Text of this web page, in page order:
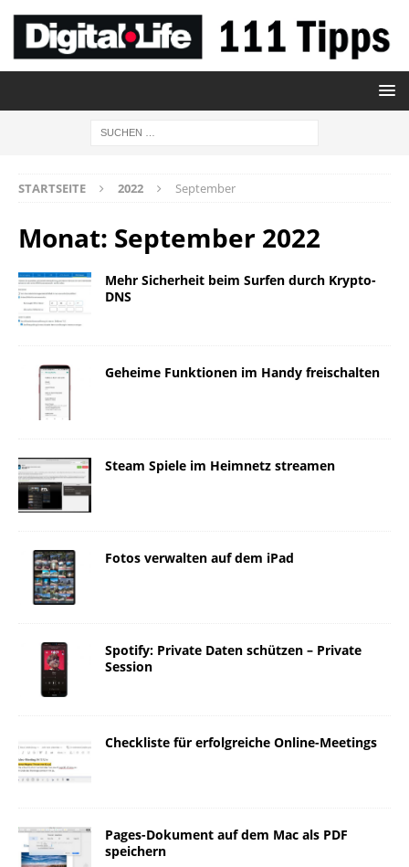
STARTSEITE 2022 September
Monat: September 2022
Mehr Sicherheit beim Surfen durch Krypto-
DNS
Geheime Funktionen im Handy freischalten
Steam Spiele im Heimnetz streamen
Fotos verwalten auf dem iPad
Spotify: Private Daten schützen – Private
Session
Checkliste für erfolgreiche Online-Meetings
Pages-Dokument auf dem Mac als PDF
speichern